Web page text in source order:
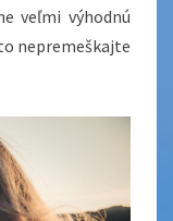
veľmi výhodnú
nepremeškajte